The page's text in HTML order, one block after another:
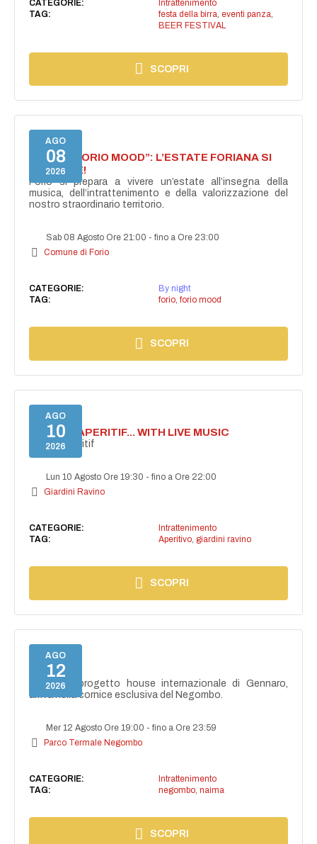
CATEGORIE:
Intrattenimento
TAG:
festa della birra eventi panza
BEER FESTIVAL
SCOPRI
AGO
08
2026
NASCE “FORIO MOOD”: L’ESTATE FORIANA SI
ACCENDE!
Forio si prepara a vivere un’estate all’insegna della
musica, dell’intrattenimento e della valorizzazione del
nostro straordinario territorio.
Sab 08 Agosto Ore 21:00 -fino a Ore 23:00
Comune di Forio
CATEGORIE:
By night
TAG:
forio, forio mood
SCOPRI
AGO
10
2026
SECRET APERITIF... WITH LIVE MUSIC
Secret aperitif
Lun 10 Agosto Ore 19:30 -fino a Ore 22:00
Giardini Ravino
CATEGORIE:
Intrattenimento
TAG:
Aperitivo, giardini ravino
SCOPRI
AGO
12
2026
NAIMA
NAIMA, il progetto house internazionale di Gennaro,
arriva nella cornice esclusiva del Negombo.
Mer 12 Agosto Ore 19:00 -fino a Ore 23:59
Parco Termale Negombo
CATEGORIE:
Intrattenimento
TAG:
negombo, naima
SCOPRI